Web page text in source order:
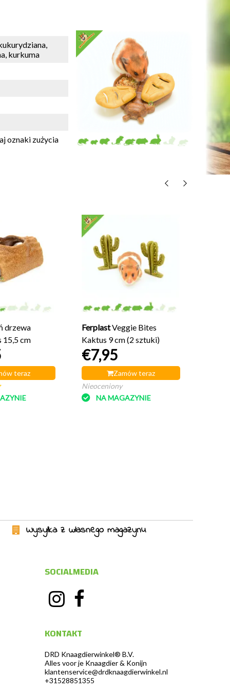
kurkuma
oznaki zużycia
drzewa
15,5 cm
teraz
FerplastVeggie Bites
Kaktus 9 cm (2 sztuki)
€7,95
Zamów teraz
Nieoceniony
NA MAGAZYNIE
Wysyłka z własnego magazynu
SOCIALMEDIA
KONTAKT
DRD Knaagdierwinkel® B.V.
Alles voor je Knaagdier & Konijn
klantenservice@drdknaagdierwinkel.nl
+31528851355